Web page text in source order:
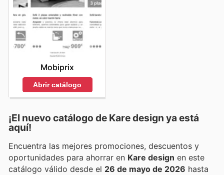
Mobiprix
Abrir catálogo
¡El nuevo catálogo de Kare design ya está
aquí!
Encuentra las mejores promociones, descuentos y
oportunidades para ahorrar en Kare design en este
catálogo válido desde el 26 de mayo de 2026 hasta